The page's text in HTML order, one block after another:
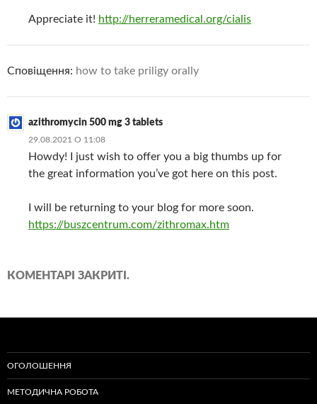
Appreciate it! http://herreramedical.org/cialis
Сповіщення: how to take priligy orally
azithromycin 500 mg 3 tablets
29.08.2021 О 11:08
Howdy! I just wish to offer you a big thumbs up for
the great information you’ve got here on this post.
I will be returning to your blog for more soon.
https://buszcentrum.com/zithromax.htm
КОМЕНТАРІ ЗАКРИТІ.
ОГОЛОШЕННЯ
МЕТОДИЧНА РОБОТА